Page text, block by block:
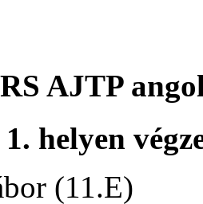
AJTP
helyen
(11.E)